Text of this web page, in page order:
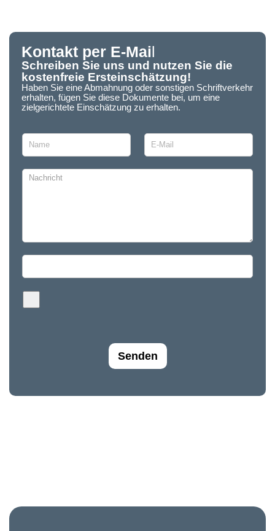
Kontakt per E-Mail
Schreiben Sie uns und nutzen Sie die
kostenfreie Ersteinschätzung!
Haben Sie eine Abmahnung oder sonstigen Schriftverkehr
erhalten, fügen Sie diese Dokumente bei, um eine
zielgerichtete Einschätzung zu erhalten.
Senden